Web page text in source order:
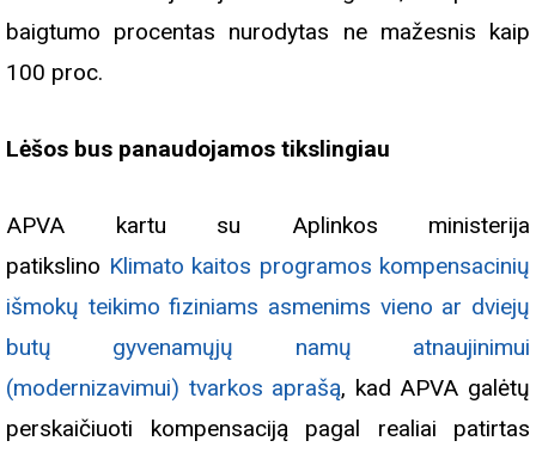
baigtumo procentas nurodytas ne mažesnis kaip
100 proc.
Lėšos bus panaudojamos tikslingiau
APVA kartu su Aplinkos ministerija
patikslino Klimato kaitos programos kompensacinių
išmokų teikimo fiziniams asmenims vieno ar dviejų
butų gyvenamųjų namų atnaujinimui
(modernizavimui) tvarkos aprašą, kad APVA galėtų
perskaičiuoti kompensaciją pagal realiai patirtas